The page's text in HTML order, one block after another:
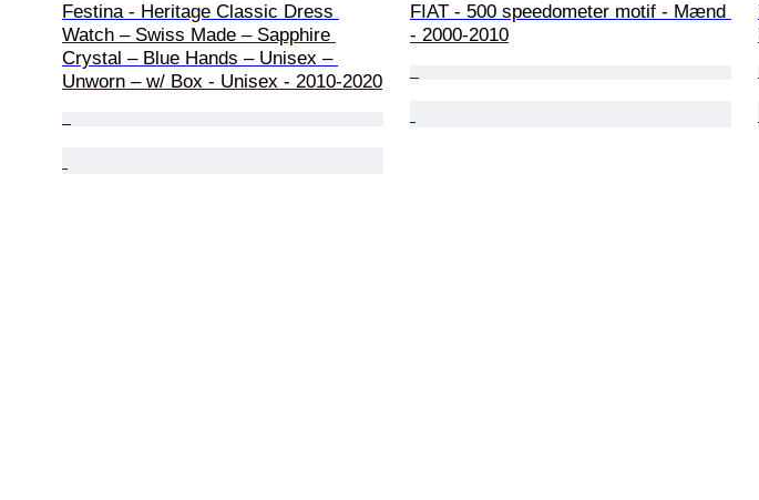
Festina - Heritage Classic Dress
Watch – Swiss Made – Sapphire
Crystal – Blue Hands – Unisex –
Unworn – w/ Box - Unisex - 2010-2020
FIAT - 500 speedometer motif - Mænd
- 2000-2010